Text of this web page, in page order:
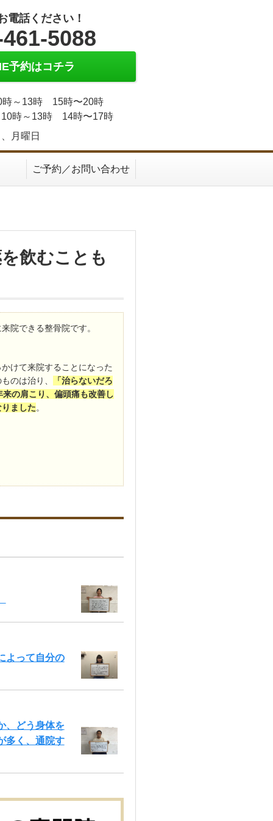
電話ください！
5088
予約はコチラ
時～13時 15時〜20時
10時～13時 14時〜17時
月曜日
ご予約／お問い合わせ
飲むことも
院できる整骨院です。
けて来院することになった
のは治り、
「治らないだろ
の肩こり、偏頭痛も改善し
ました。
よって自分の
、どう身体を
多く、通院す